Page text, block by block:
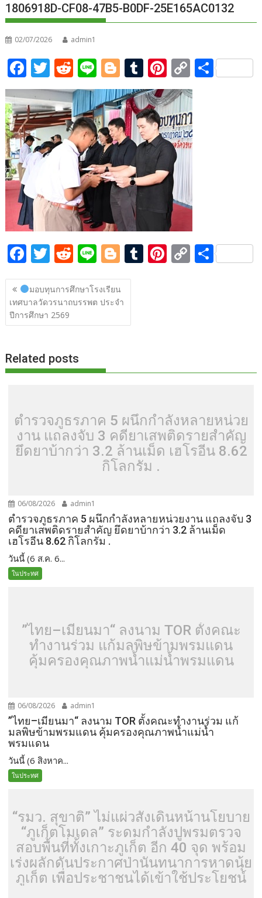
1806918D-CF08-47B5-B0DF-25E165AC0132
02/07/2026 admin1
F
ac
e
b
o
o
k
T
w
itt
er
R
e
d
di
t
Li
n
e
Bl
o
g
g
er
T
u
m
bl
r
Pi
nt
er
e
st
C
o
p
y
Li
k
S
F
ac
e
b
o
k
T
w
itt
er
R
e
d
di
t
Li
n
e
Bl
o
g
g
er
T Pi C
k
S
แนะแนว
เรื่อง
มอบทุนการศึกษาโรงเรียน
เทศบาลวัดวรนาถบรรพต ประจำ
ปีการศึกษา 2569
Related posts
ตำรวจภูธรภาค 5 ผนึกกำลังหลายหน่วย
งาน แถลงจับ 3 คดียาเสพติดรายสำคัญ
ยึดยาบ้ากว่า 3.2 ล้านเม็ด เฮโรอีน 8.62
กิโลกรัม .
06/08/2026 admin1
ตำรวจภูธรภาค 5 ผนึกกำลังหลายหน่วยงาน แถลงจับ 3
คดียาเสพติดรายสำคัญ ยึดยาบ้ากว่า 3.2 ล้านเม็ด
เฮโรอีน 8.62 กิโลกรัม .
วันนี้ (6 ส.ค. 6...
ในประทศ
”ไทย–เมียนมา“ ลงนาม TOR ตั้งคณะ
ทำงานร่วม แก้มลพิษข้ามพรมแดน
คุ้มครองคุณภาพน้ำแม่น้ำพรมแดน
06/08/2026 admin1
”ไทย–เมียนมา“ ลงนาม TOR ตั้งคณะทำงานร่วม แก้
มลพิษข้ามพรมแดน คุ้มครองคุณภาพน้ำแม่น้ำ
พรมแดน
วันนี้ (6 สิงหาค...
ในประทศ
“รมว. สุขาติ” ไม่แผ่วสั่งเดินหน้านโยบาย
“ภูเก็ตโมเดล” ระดมกำลังปูพรมตรวจ
สอบพื้นที่ทั้งเกาะภูเก็ต อีก 40 จุด พร้อม
เร่งผลักดันประกาศป่านันทนาการหาดนุ้ย
ภูเก็ต เพื่อประชาชนได้เข้าใช้ประโยชน์